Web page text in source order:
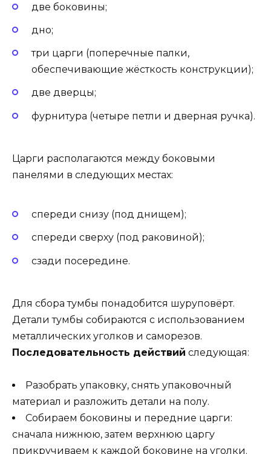
две боковины;
дно;
три царги (поперечные палки,
обеспечивающие жёсткость конструкции);
две дверцы;
фурнитура (четыре петли и дверная ручка).
Царги располагаются между боковыми
панелями в следующих местах:
спереди снизу (под днищем);
спереди сверху (под раковиной);
сзади посередине.
Для сбора тумбы понадобится шуруповёрт.
Детали тумбы собираются с использованием
металлических уголков и саморезов.
Последовательность действий следующая:
Разобрать упаковку, снять упаковочный
материал и разложить детали на полу.
Собираем боковины и передние царги:
сначала нижнюю, затем верхнюю царгу
прикручиваем к каждой боковине на уголки.